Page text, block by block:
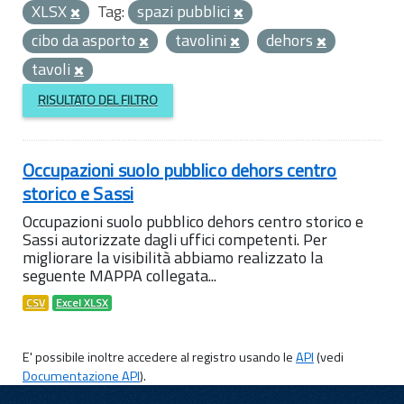
XLSX
Tag: spazi pubblici
cibo da asporto
tavolini
dehors
tavoli
RISULTATO DEL FILTRO
Occupazioni suolo pubblico dehors centro
storico e Sassi
Occupazioni suolo pubblico dehors centro storico e
Sassi autorizzate dagli uffici competenti. Per
migliorare la visibilità abbiamo realizzato la
seguente MAPPA collegata...
CSV Excel XLSX
E' possibile inoltre accedere al registro usando leAPI(vedi
Documentazione API).